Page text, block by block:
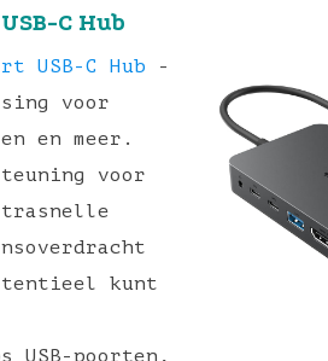
C Hub
USB-C Hub -
voor
en meer.
voor
kunt
USB-poorten,